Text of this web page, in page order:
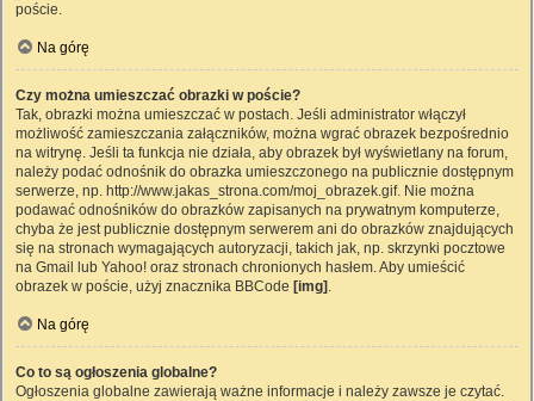
poście.
Na górę
Czy można umieszczać obrazki w poście?
Tak, obrazki można umieszczać w postach. Jeśli administrator włączył
możliwość zamieszczania załączników, można wgrać obrazek bezpośrednio
na witrynę. Jeśli ta funkcja nie działa, aby obrazek był wyświetlany na forum,
należy podać odnośnik do obrazka umieszczonego na publicznie dostępnym
serwerze, np. http://www.jakas_strona.com/moj_obrazek.gif. Nie można
podawać odnośników do obrazków zapisanych na prywatnym komputerze,
chyba że jest publicznie dostępnym serwerem ani do obrazków znajdujących
się na stronach wymagających autoryzacji, takich jak, np. skrzynki pocztowe
na Gmail lub Yahoo! oraz stronach chronionych hasłem. Aby umieścić
obrazek w poście, użyj znacznika BBCode [img] .
Na górę
Co to są ogłoszenia globalne?
Ogłoszenia globalne zawierają ważne informacje i należy zawsze je czytać.